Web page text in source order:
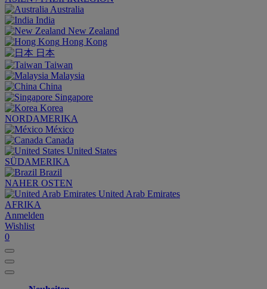
Australia
India
New Zealand
Hong Kong
日本
Taiwan
Malaysia
China
Singapore
Korea
NORDAMERIKA
México
Canada
United States
SÜDAMERIKA
Brazil
NAHER OSTEN
United Arab Emirates
AFRIKA
Anmelden
Wishlist
0